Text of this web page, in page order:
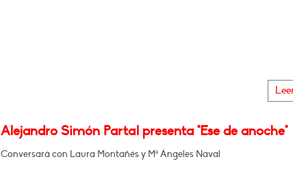
Alejandro Simón Partal presenta "Ese de anoche"
Conversará con Laura Montañés y Mª Ángeles Naval